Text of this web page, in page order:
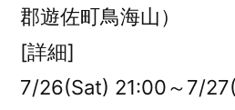
郡遊佐町鳥海山）
[詳細]
7/26(Sat) 21:00～7/